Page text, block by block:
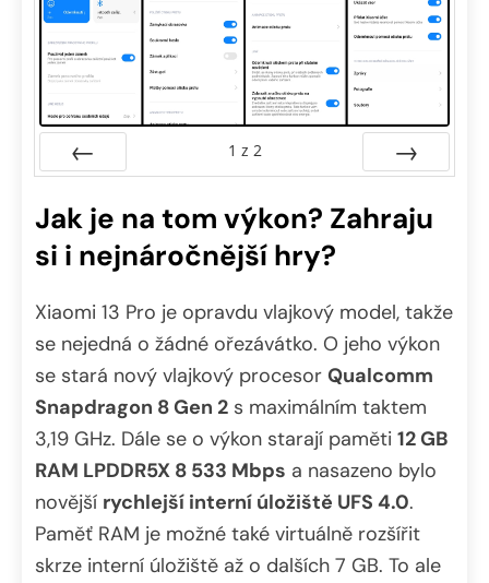
1 z 2
Jak je na tom výkon? Zahraju
si i nejnáročnější hry?
Xiaomi 13 Pro je opravdu vlajkový model, takže
se nejedná o žádné ořezávátko. O jeho výkon
se stará nový vlajkový procesor Qualcomm
Snapdragon 8 Gen 2 s maximálním taktem
3,19 GHz. Dále se o výkon starají paměti 12 GB
RAM LPDDR5X 8 533 Mbps a nasazeno bylo
novější rychlejší interní úložiště UFS 4.0.
Paměť RAM je možné také virtuálně rozšířit
skrze interní úložiště až o dalších 7 GB. To ale